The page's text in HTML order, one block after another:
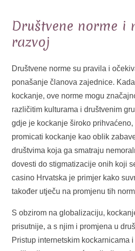
Društvene norme i
razvoj
Društvene norme su pravila i
ponašanje članova zajednice.
kockanje, ove norme mogu
različitim kulturama i društvenim
gdje je kockanje široko prihvaćeno,
promicati kockanje kao oblik
društvima koja ga smatraju
dovesti do stigmatizacije onih koji
casino Hrvatska je primjer kako
također utječu na promjenu tih
S obzirom na globalizaciju,
prisutnije, a s njim i promjena u
Pristup internetskim kockarnicama